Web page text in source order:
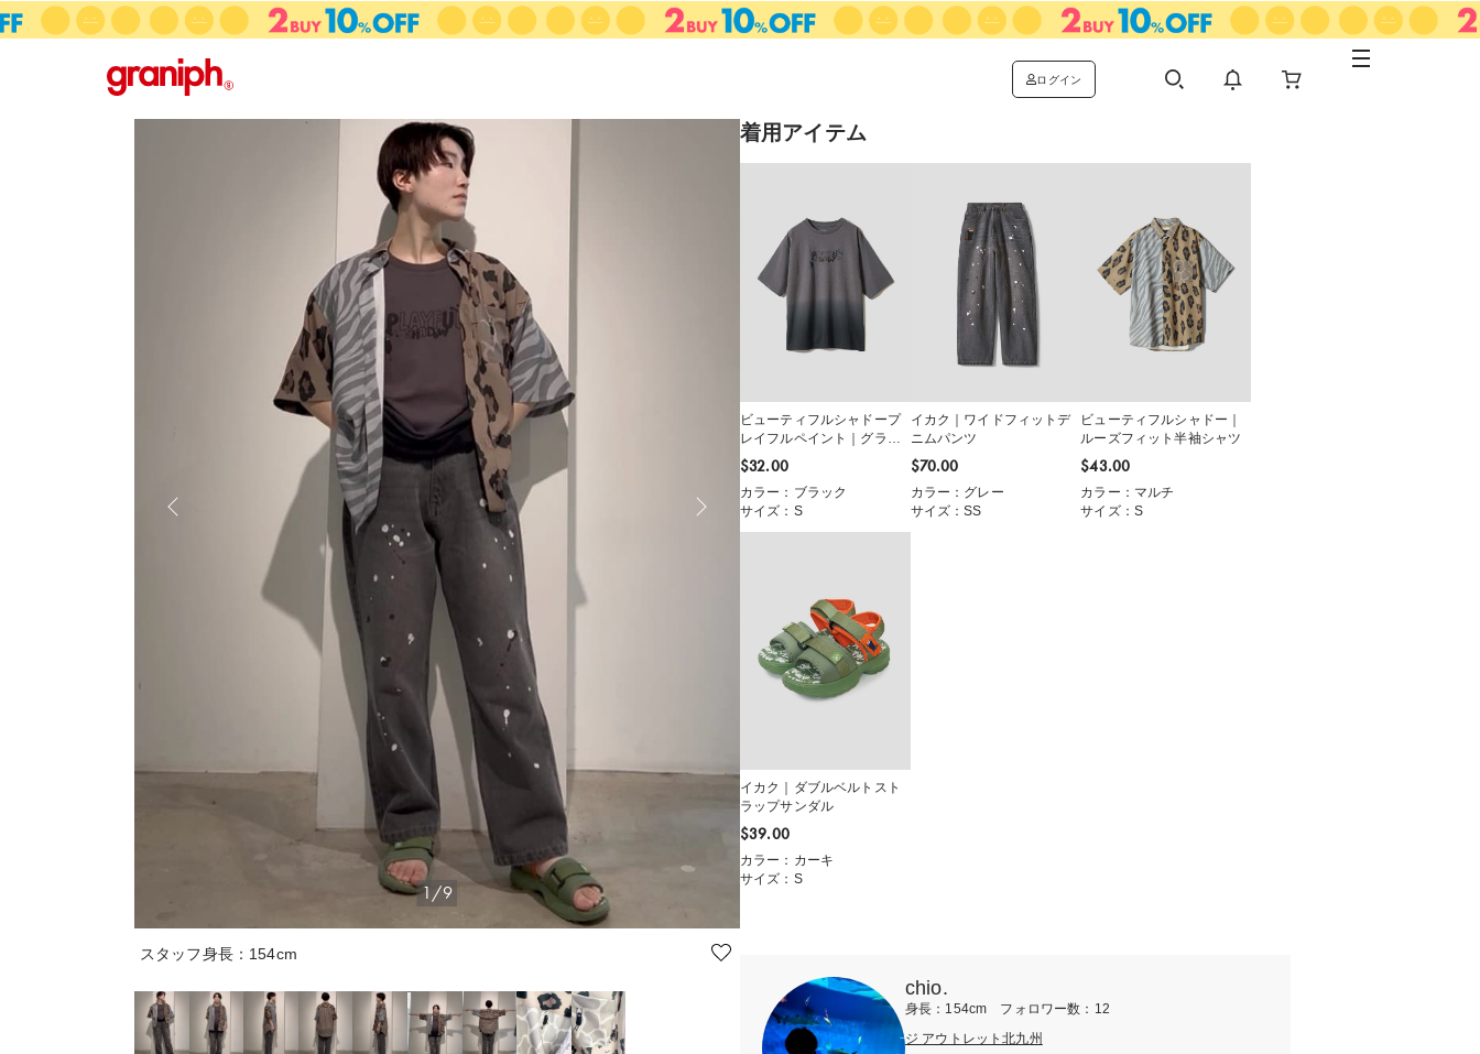
ログイン
1/9
スタッフ身長：154cm
着用アイテム
ビューティフルシャドープ
レイフルペイント｜グラデ
ーションTシャツ
$‌32.00
カラー：ブラック
サイズ：S
イカク｜ワイドフィットデ
ニムパンツ
$‌70.00
カラー：グレー
サイズ：SS
ビューティフルシャドー｜
ルーズフィット半袖シャツ
$‌43.00
カラー：マルチ
サイズ：S
イカク｜ダブルベルトスト
ラップサンダル
$‌39.00
カラー：カーキ
サイズ：S
chio.
身長：154cm フォロワー数：12
ジ アウトレット北九州